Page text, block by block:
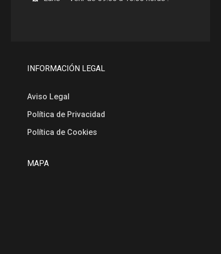
INFORMACIÓN LEGAL
Aviso Legal
Política de Privacidad
Política de Cookies
MAPA